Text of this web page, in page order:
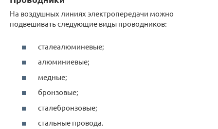
На воздушных линиях электропередачи можно
подвешивать следующие виды проводников:
сталеалюминевые;
алюминиевые;
медные;
бронзовые;
сталебронзовые;
стальные провода.